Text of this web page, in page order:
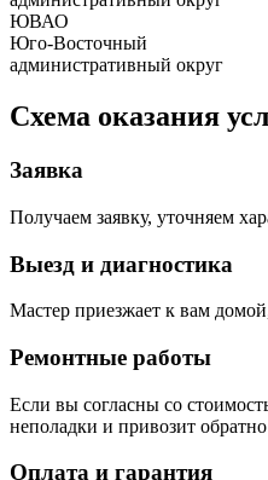
ЮВАО
Юго-Восточный
административный округ
Схема оказания
Заявка
Получаем заявку, уточняем
Выезд и диагностика
Мастер приезжает к вам
Ремонтные работы
Если вы согласны со
неполадки и привозит
Оплата и гарантия